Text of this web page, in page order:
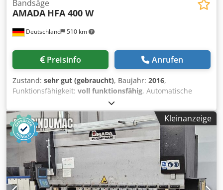
Deutschland 510 km
Bandsäge
AMADA HFA 400 W
Preisinfo Anrufen
Zustand: sehr gut (gebraucht), Baujahr: 2016,
Funktionsfähigkeit: voll funktionsfähig, Automatische
Bandsäge AMADA HFA 400 W (Baujahr 2016)
Schnittkapazität: Durchmesser rund 420 mm Quadrat 400
x 400 mm Vorschub 5 - 470 mm Mehrfachvorschub bis
9999 mm Späneförderer Dsdpfx Ahszrz Ahezjck
Antriebsleistung 5,5 kW Sägeblattgeschwindigkeit 15 - 90
m / min., stufenlos regelbar Stückzähler Gewicht 2200 kg
*Die Säge ist in einem sehr guten und funktionsfähigen
Zustand*
Kleinanzeige